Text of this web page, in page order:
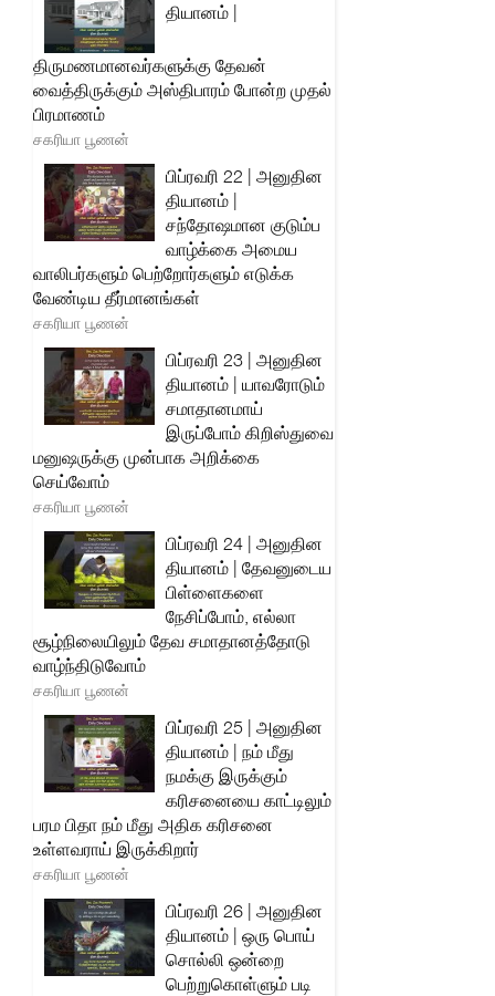
தியானம் |
திருமணமானவர்களுக்கு தேவன்
வைத்திருக்கும் அஸ்திபாரம் போன்ற முதல்
பிரமாணம்
சகரியா பூணன்
பிப்ரவரி 22 | அனுதின
தியானம் |
சந்தோஷமான குடும்ப
வாழ்க்கை அமைய
வாலிபர்களும் பெற்றோர்களும் எடுக்க
வேண்டிய தீர்மானங்கள்
சகரியா பூணன்
பிப்ரவரி 23 | அனுதின
தியானம் | யாவரோடும்
சமாதானமாய்
இருப்போம் கிறிஸ்துவை
மனுஷருக்கு முன்பாக அறிக்கை
செய்வோம்
சகரியா பூணன்
பிப்ரவரி 24 | அனுதின
தியானம் | தேவனுடைய
பிள்ளைகளை
நேசிப்போம், எல்லா
சூழ்நிலையிலும் தேவ சமாதானத்தோடு
வாழ்ந்திடுவோம்
சகரியா பூணன்
பிப்ரவரி 25 | அனுதின
தியானம் | நம் மீது
நமக்கு இருக்கும்
கரிசனையை காட்டிலும்
பரம பிதா நம் மீது அதிக கரிசனை
உள்ளவராய் இருக்கிறார்
சகரியா பூணன்
பிப்ரவரி 26 | அனுதின
தியானம் | ஒரு பொய்
சொல்லி ஒன்றை
பெற்றுகொள்ளும் படி